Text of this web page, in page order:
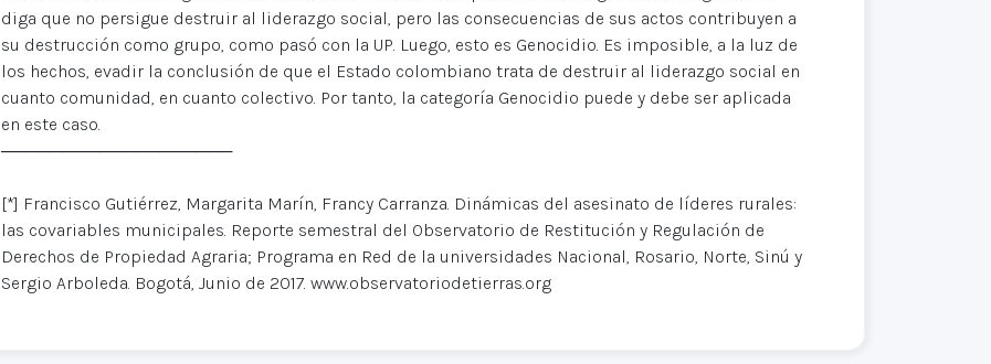
diga que no persigue destruir al liderazgo social, pero las consecuencias de sus actos contribuyen a
su destrucción como grupo, como pasó con la UP. Luego, esto es Genocidio. Es imposible, a la luz de
los hechos, evadir la conclusión de que el Estado colombiano trata de destruir al liderazgo social en
cuanto comunidad, en cuanto colectivo. Por tanto, la categoría Genocidio puede y debe ser aplicada
en este caso.
───────────────────
[*] Francisco Gutiérrez, Margarita Marín, Francy Carranza. Dinámicas del asesinato de líderes rurales:
las covariables municipales. Reporte semestral del Observatorio de Restitución y Regulación de
Derechos de Propiedad Agraria; Programa en Red de la universidades Nacional, Rosario, Norte, Sinú y
Sergio Arboleda. Bogotá, Junio de 2017. www.observatoriodetierras.org